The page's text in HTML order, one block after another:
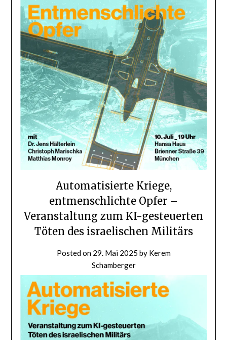
Automatisierte Kriege,
entmenschlichte Opfer –
Veranstaltung zum KI-gesteuerten
Töten des israelischen Militärs
Posted on 29. Mai 2025 by Kerem
Schamberger